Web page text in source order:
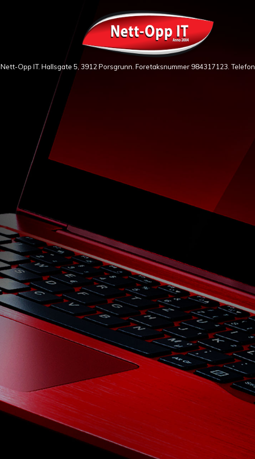
Nett-Opp IT. Hallsgate 5, 3912 Porsgrunn. Foretaksnummer 984317123. Telefon